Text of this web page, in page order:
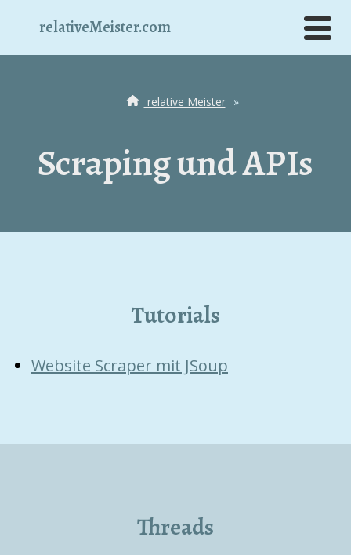
relativeMeister.com
relative Meister »
Scraping und APIs
Tutorials
Website Scraper mit JSoup
Threads